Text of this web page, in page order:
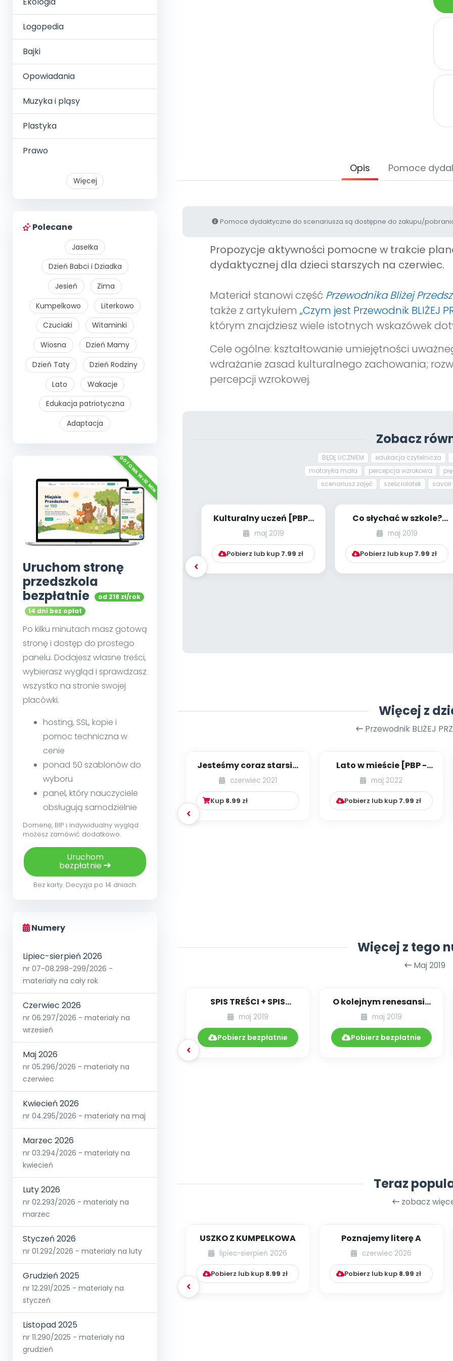
Logopedia
Bajki
Opowiadania
Muzyka i pląsy
Plastyka
Prawo
Więcej
Polecane
Jasełka
Dzień Babci i Dziadka
Jesień
Zima
Kumpelkowo
Literkowo
Czuciaki
Witaminki
Wiosna
Dzień Mamy
Dzień Taty
Dzień Rodziny
Lato
Wakacje
Edukacja patriotyczna
Adaptacja
Uruchom stronę
przedszkola
bezpłatnie
od 218 zł/rok
14 dni bez opłat
Po kilku minutach masz gotową
stronę i dostęp do prostego
panelu. Dodajesz własne treści,
wybierasz wygląd i sprawdzasz
wszystko na stronie swojej
placówki.
hosting, SSL, kopie i
pomoc techniczna w
cenie
ponad 50 szablonów do
wyboru
panel, który nauczyciele
obsługują samodzielnie
Domenę, BIP i indywidualny wygląd
możesz zamówić dodatkowo.
Uruchom
bezpłatnie
Bez karty. Decyzja po 14 dniach.
Numery
Lipiec-sierpień 2026
nr 07-08.298-299/2026 -
materiały na cały rok
Czerwiec 2026
nr 06.297/2026 - materiały na
wrzesień
Maj 2026
nr 05.296/2026 - materiały na
czerwiec
Kwiecień 2026
nr 04.295/2026 - materiały na maj
Marzec 2026
nr 03.294/2026 - materiały na
kwiecień
Luty 2026
nr 02.293/2026 - materiały na
marzec
Styczeń 2026
nr 01.292/2026 - materiały na luty
Grudzień 2025
nr 12.291/2025 - materiały na
styczeń
Listopad 2025
nr 11.290/2025 - materiały na
grudzień
Opis Pomoce
Pomoce dydaktyczne do scenariusza są dostępne do zakupu/
Propozycje aktywności pomocne w trakcie
dydaktycznej dla dzieci starszych na czerwiec.
Materiał stanowi część Przewodnika Bliżej
także z artykułem „Czym jest Przewodnik BLIŻEJ
którym znajdziesz wiele istotnych wskazówek
Cele ogólne: kształtowanie umiejętności
wdrażanie zasad kulturalnego zachowania;
percepcji wzrokowej.
Zobacz
BĘDĘ UCZNIEM edukacja czytelnicza
motoryka mała
percepcja wzrokowa
scenariusz zajęć
sześciolatek savoir
Kulturalny uczeń [PBP -
dzieci starsze - numer
3]
maj 2019
Pobierz lub kup 7.99 zł
Co słychać w szkole?
[PBP - dzieci starsze -
numer 4]...
maj 2019
Pobierz lub kup 7.99 zł
Więcej z
Przewodnik BLIŻEJ
Jesteśmy coraz starsi -
zestaw
czerwiec 2021
Kup 8.99 zł
Lato w mieście [PBP -
dzieci młodszych -
numer 1]
maj 2022
Pobierz lub kup 7.99 zł
Więcej z tego
Maj 2019
SPIS TREŚCI + SPIS
POMOCY
DYDAKTYCZNYCH
05.212/2019
maj 2019
Pobierz bezpłatnie
O kolejnym renesansie
montessoriańskiej
edukacji przeds...
maj 2019
Pobierz bezpłatnie
Teraz
zobacz
USZKO Z KUMPELKOWA
lipiec-sierpień 2026
Pobierz lub kup 8.99 zł
Poznajemy literę A
czerwiec 2026
Pobierz lub kup 8.99 zł